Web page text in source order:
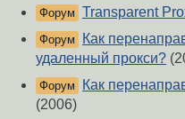
Форум Transparent
Форум
Как
удаленный прокси?
Форум
Как
(2006)